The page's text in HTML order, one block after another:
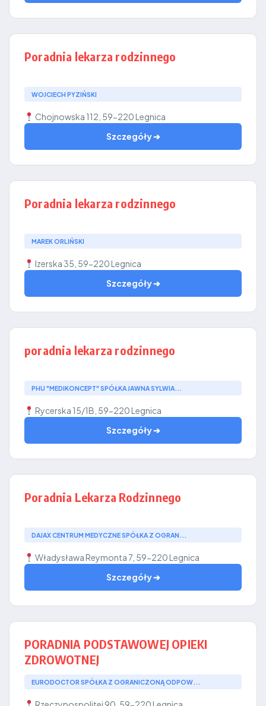
Poradnia lekarza rodzinnego
WOJCIECH PYZIŃSKI
Chojnowska 112, 59-220 Legnica
Szczegóły ➔
Poradnia lekarza rodzinnego
MAREK ORLIŃSKI
Izerska 35, 59-220 Legnica
Szczegóły ➔
poradnia lekarza rodzinnego
PHU "MEDIKONCEPT" SPÓŁKA JAWNA SYLWIA...
Rycerska 15/1B, 59-220 Legnica
Szczegóły ➔
Poradnia Lekarza Rodzinnego
DAJAX CENTRUM MEDYCZNE SPÓŁKA Z OGRAN...
Władysława Reymonta 7, 59-220 Legnica
Szczegóły ➔
PORADNIA PODSTAWOWEJ OPIEKI
ZDROWOTNEJ
EURODOCTOR SPÓŁKA Z OGRANICZONĄ ODPOW...